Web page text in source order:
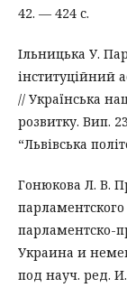
42. — 424 с.
Ільницька У.
інституційний
// Українська
розвитку. Вип.
“Львівська
Гонюкова Л. В.
парламентско-
Украина и
под науч. ред.